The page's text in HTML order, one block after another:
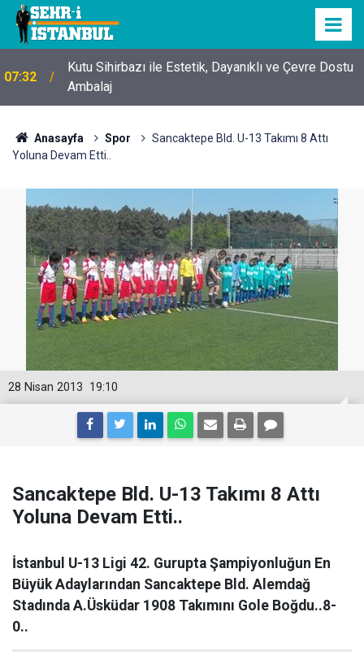
07:32
Kutu Sihirbazı ile Estetik, Dayanıklı ve Çevre Dostu
Ambalaj
Anasayfa Spor
Sancaktepe Bld. U-13 Takımı 8 Attı
Yoluna Devam Etti..
19:10
28 Nisan 2013
Sancaktepe Bld. U-13 Takımı 8 Attı
Yoluna Devam Etti..
İstanbul U-13 Ligi 42. Gurupta Şampiyonluğun En
Büyük Adaylarından Sancaktepe Bld. Alemdağ
Stadında A.Üsküdar 1908 Takımını Gole Boğdu..8-
0..